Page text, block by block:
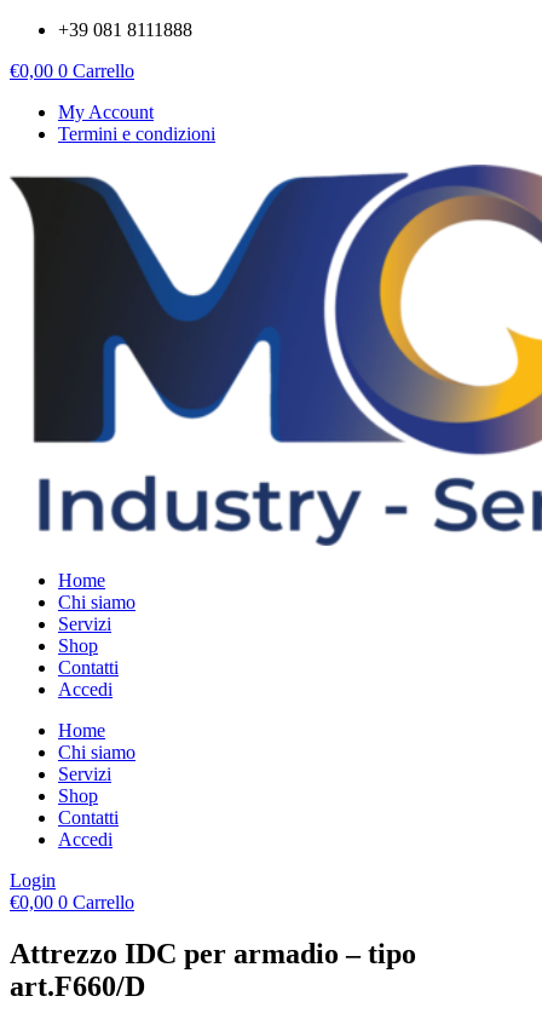
contenuto
+39 081 8111888
€0,00 0 Carrello
My Account
Termini e condizioni
Home
Chi siamo
Servizi
Shop
Contatti
Accedi
Home
Chi siamo
Servizi
Shop
Contatti
Accedi
Login
€0,00 0 Carrello
Attrezzo IDC per armadio – tipo
art.F660/D